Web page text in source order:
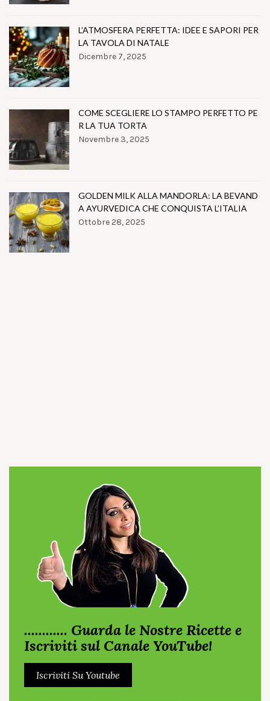
L’ATMOSFERA PERFETTA: IDEE E SAPORI PER
LA TAVOLA DI NATALE
Dicembre 7, 2025
COME SCEGLIERE LO STAMPO PERFETTO PE
R LA TUA TORTA
Novembre 3, 2025
GOLDEN MILK ALLA MANDORLA: LA BEVAND
A AYURVEDICA CHE CONQUISTA L’ITALIA
Ottobre 28, 2025
............ Guarda le Nostre Ricette e
Iscriviti sul Canale YouTube!
Iscriviti Su Youtube